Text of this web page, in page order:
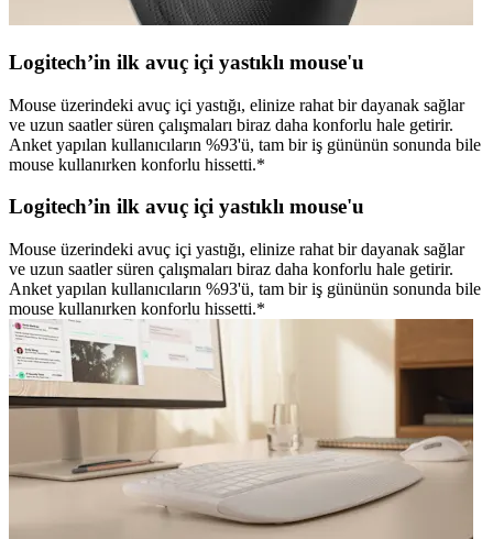
Logitech’in ilk avuç içi yastıklı mouse'u
Mouse üzerindeki avuç içi yastığı, elinize rahat bir dayanak sağlar
ve uzun saatler süren çalışmaları biraz daha konforlu hale getirir.
Anket yapılan kullanıcıların %93'ü, tam bir iş gününün sonunda bile
mouse kullanırken konforlu hissetti.*
Logitech’in ilk avuç içi yastıklı mouse'u
Mouse üzerindeki avuç içi yastığı, elinize rahat bir dayanak sağlar
ve uzun saatler süren çalışmaları biraz daha konforlu hale getirir.
Anket yapılan kullanıcıların %93'ü, tam bir iş gününün sonunda bile
mouse kullanırken konforlu hissetti.*